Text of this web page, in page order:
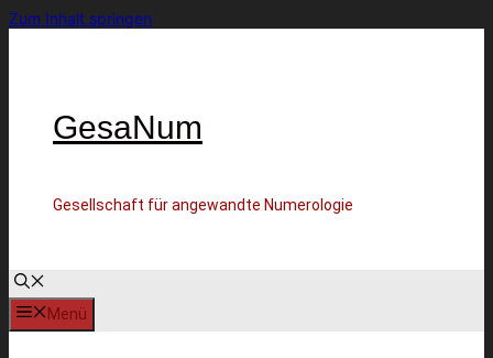
Zum Inhalt springen
GesaNum
Gesellschaft für angewandte Numerologie
Menü